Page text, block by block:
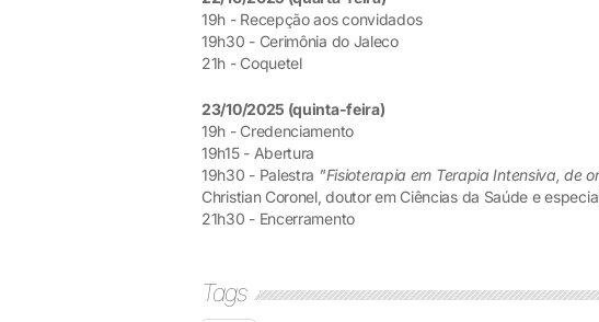
19h - Recepção aos convidados
19h30 - Cerimônia do Jaleco
21h - Coquetel
23/10/2025 (quinta-feira)
19h - Credenciamento
19h15 - Abertura
19h30 - Palestra "Fisioterapia em Terapia Intensiva, de
Christian Coronel, doutor em Ciências da Saúde e
21h30 - Encerramento
Tags